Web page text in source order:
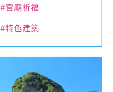
#宮廟祈福
#特色建築